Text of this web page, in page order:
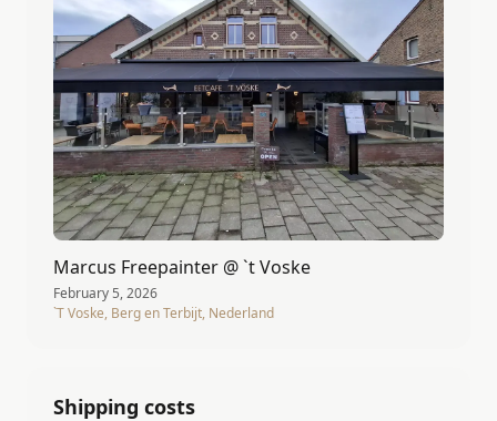
Marcus Freepainter @ `t Voske
February 5, 2026
`T Voske, Berg en Terbijt, Nederland
Shipping costs